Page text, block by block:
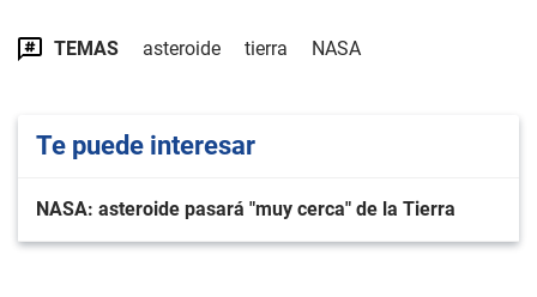
TEMAS asteroide tierra NASA
Te puede interesar
NASA: asteroide pasará "muy cerca" de la Tierra